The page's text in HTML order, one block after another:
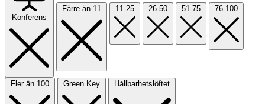
Konferens
Färre än 11 11-25 26-50 51-75 76-100
Fler än 100 Green Key Hållbarhetslöftet